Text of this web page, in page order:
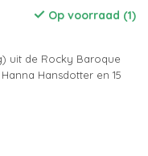
Op voorraad (1)
uit de Rocky Baroque
Hansdotter en 15